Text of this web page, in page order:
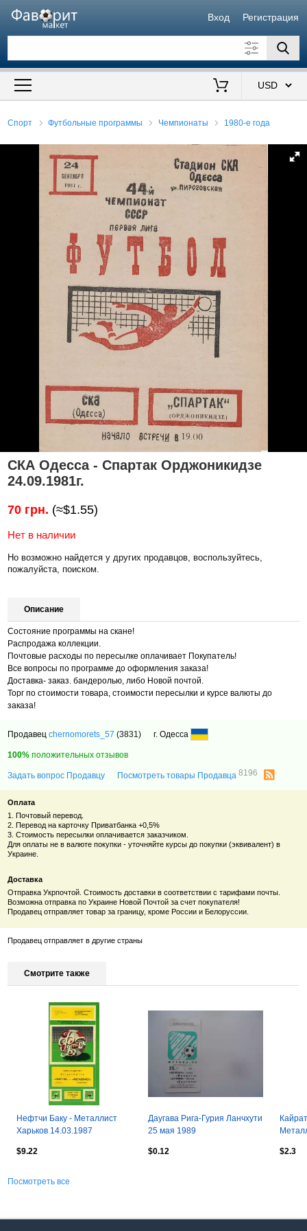
Вход Регистрация
Искать также в описании
Спорт Футбольные программы Чемпионаты 1980-е года
СКА Одесса - Спартак Орджоникидзе
24.09.1981г.
70 грн. (≈$1.55)
Нет в наличии
Но возможно найдется у других продавцов, воспользуйтесь,
пожалуйста, поиском.
Описание
Состояние программы на скане!
Распродажа коллекции.
Почтовые расходы по пересылке оплачивает Покупатель!
Все вопросы по программе до оформления заказа!
Доставка- заказ. бандеролью, либо Новой почтой.
Торг по стоимости товара, стоимости пересылки и курсе валюты до
заказа!
Продавецchernomorets_57 (3831) г. Одесса
100% положительных отзывов
Задать вопрос Продавцу Посмотреть товары Продавца8196
Оплата
1. Почтовый перевод.
2. Перевод на карточку Приватбанка +0,5%
3. Стоимость пересылки оплачивается заказчиком.
Для оплаты не в валюте покупки - уточняйте курсы до покупки (эквивалент) в
Украине.
Доставка
Отправка Укрпочтой. Стоимость доставки в соответствии с тарифами почты.
Возможна отправка по Украине Новой Почтой за счет покупателя!
Продавец отправляет товар за границу, кроме России и Белоруссии.
Продавец отправляет в другие страны
Смотрите также
Нефтчи Баку - Металлист
Харьков 14.03.1987
$9.22
Даугава Рига-Гурия Ланчхути
25 мая 1989
$0.12
$2.3
Посмотреть все